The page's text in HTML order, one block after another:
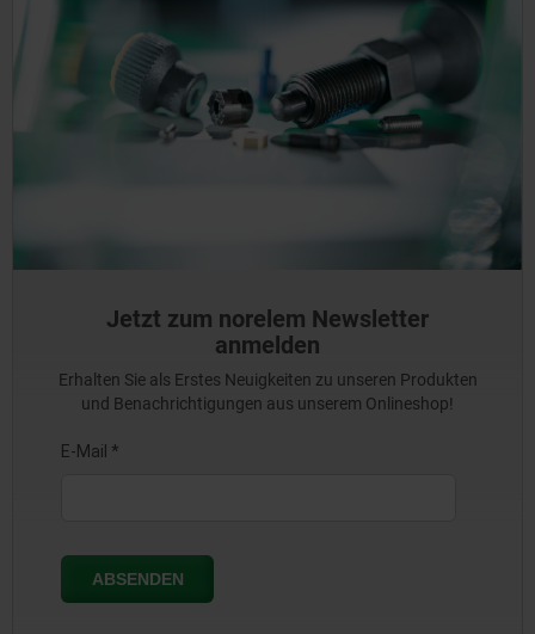
Jetzt zum norelem Newsletter
anmelden
Erhalten Sie als Erstes Neuigkeiten zu unseren Produkten
und Benachrichtigungen aus unserem Onlineshop!